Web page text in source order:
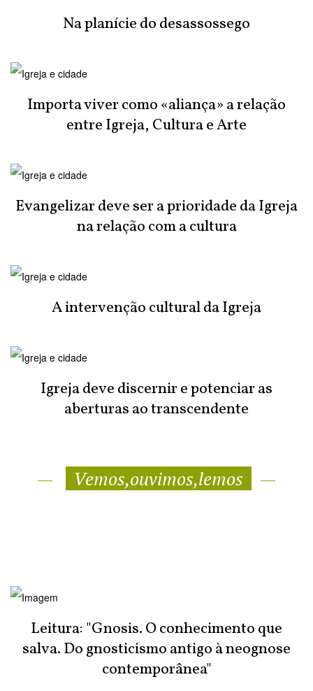
Na planície do desassossego
Importa viver como «aliança» a relação
entre Igreja, Cultura e Arte
Evangelizar deve ser a prioridade da Igreja
na relação com a cultura
A intervenção cultural da Igreja
Igreja deve discernir e potenciar as
aberturas ao transcendente
Vemos,ouvimos,lemos
Leitura: "Gnosis. O conhecimento que
salva. Do gnosticismo antigo à neognose
contemporânea"